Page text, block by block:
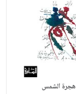
هجرة الشمس